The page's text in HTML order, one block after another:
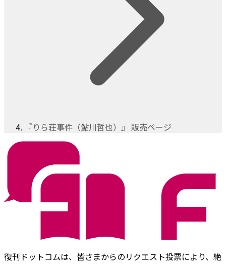
『りら荘事件（鮎川哲也）』 販売ページ
復刊ドットコムは、皆さまからのリクエスト投票により、絶